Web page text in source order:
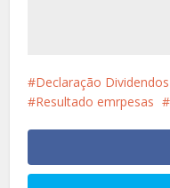
Declaração Dividendos
Resultado emrpesas